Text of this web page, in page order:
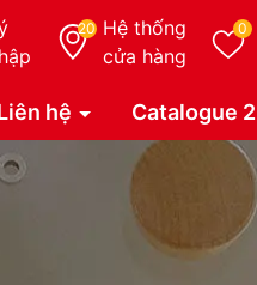
20 Hệ thống
cửa hàng
0
hệ Catalogue